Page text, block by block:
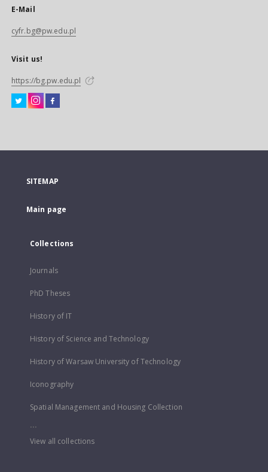
E-Mail
cyfr.bg@pw.edu.pl
Visit us!
https://bg.pw.edu.pl
SITEMAP
Main page
Collections
Journals
PhD Theses
History of IT
History of Science and Technology
History of Warsaw University of Technology
Iconography
Spatial Management and Housing Collection
...
View all collections